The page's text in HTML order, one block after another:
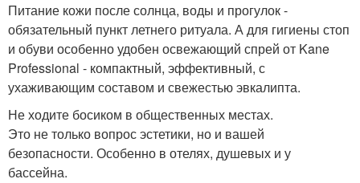
Питание кожи после солнца, воды и прогулок -
обязательный пункт летнего ритуала. А для гигиены стоп
и обуви особенно удобен освежающий спрей от Kane
Professional - компактный, эффективный, с
ухаживающим составом и свежестью эвкалипта.
Не ходите босиком в общественных местах.
Это не только вопрос эстетики, но и вашей
безопасности. Особенно в отелях, душевых и у
бассейна.